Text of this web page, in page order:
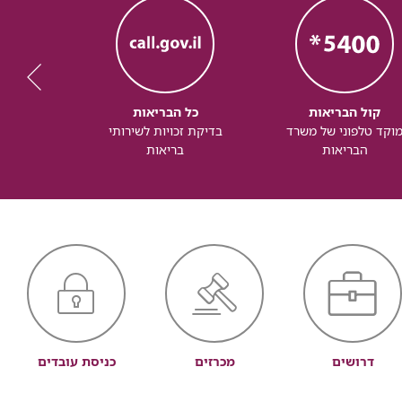
קול הבריאות
מוקד טלפוני של משרד
הבריאות
כל הבריאות
בדיקת זכויות לשירותי
בריאות
דרושים מכרזים כניסת עובדים